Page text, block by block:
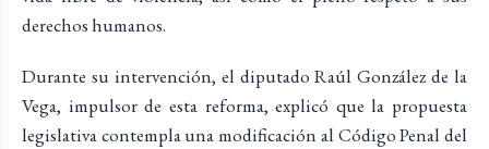
derechos humanos.
Durante su intervención, el diputado Raúl González de la
Vega, impulsor de esta reforma, explicó que la propuesta
legislativa contempla una modificación al Código Penal del